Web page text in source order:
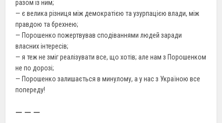
разом із ним;
— є велика різниця між демократією та узурпацією влади, між
правдою та брехнею;
— Порошенко пожертвував сподіваннями людей заради
власних інтересів;
— я теж не зміг реалізувати все, що хотів; але нам з Порошенком
не по дорозі;
— Порошенко залишається в минулому, а у нас з Україною все
попереду!
— — —